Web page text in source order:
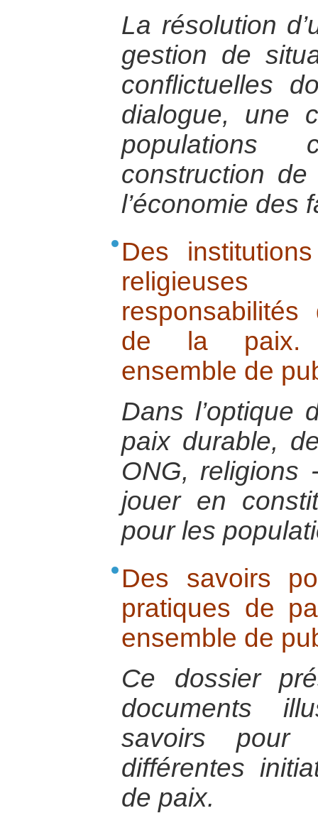
La résolution
gestion de
conflictuelles
dialogue, une
construction
l’économie des
Des
de la paix.
ensemble de
Dans l’optique
paix durable,
ONG,
jouer en
pour les
Des savoirs
pratiques de
ensemble de
Ce dossier
documents
savoirs
différentes
de paix.